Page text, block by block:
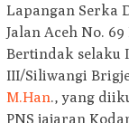
Lapangan Serka
Jalan Aceh No.
Bertindak selaku
III/Siliwangi
M.Han., yang
PNS jajaran